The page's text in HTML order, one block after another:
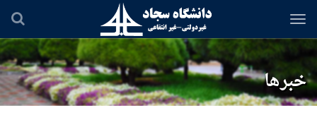
رفتن
محتوای
اصلی
خبرها